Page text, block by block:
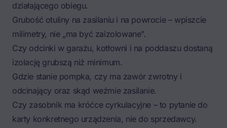
działającego obiegu.
Grubość otuliny na zasilaniu i na powrocie – wpiszcie
milimetry, nie „ma być zaizolowane”.
Czy odcinki w garażu, kotłowni i na poddaszu dostaną
izolację grubszą niż minimum.
Gdzie stanie pompka, czy ma zawór zwrotny i
odcinający oraz skąd weźmie zasilanie.
Czy zasobnik ma króćce cyrkulacyjne – to pytanie do
karty konkretnego urządzenia, nie do sprzedawcy.